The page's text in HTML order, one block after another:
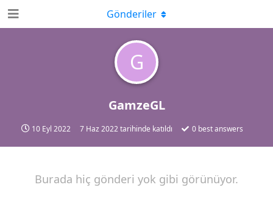
G
GamzeGL
10 Eyl 2022 7 Haz 2022tarihinde katıldı 0best answers
Gönderiler
Burada hiç gönderi yok gibi görünüyor.